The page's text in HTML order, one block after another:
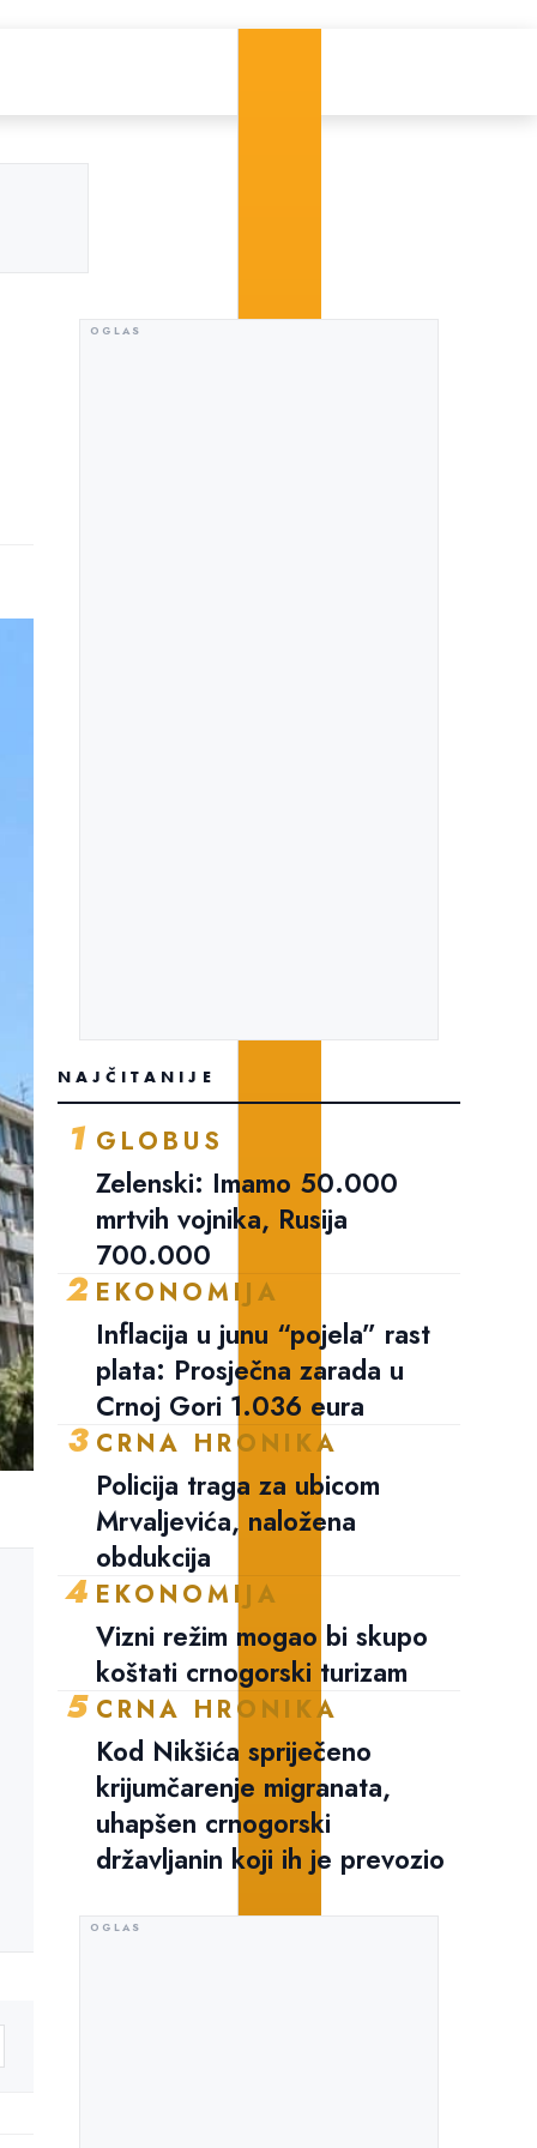
NAJČITANIJE
1 GLOBUS
Zelenski: Imamo 50.000
mrtvih vojnika, Rusija
700.000
2 EKONOMIJA
Inflacija u junu “pojela” rast
plata: Prosječna zarada u
Crnoj Gori 1.036 eura
3 CRNA HRONIKA
Policija traga za ubicom
Mrvaljevića, naložena
obdukcija
4 EKONOMIJA
Vizni režim mogao bi skupo
koštati crnogorski turizam
5 CRNA HRONIKA
Kod Nikšića spriječeno
krijumčarenje migranata,
uhapšen crnogorski
državljanin koji ih je prevozio